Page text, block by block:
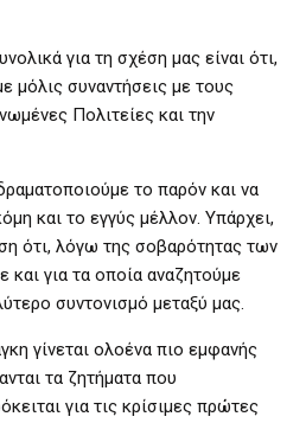
για τη σχέση μας είναι ότι,
μόλις συναντήσεις με τους
Πολιτείες και την
το παρόν και να
και το εγγύς μέλλον. Υπάρχει,
ότι, λόγω της σοβαρότητας των
για τα οποία αναζητούμε
συντονισμό μεταξύ μας.
γίνεται ολοένα πιο εμφανής
τα ζητήματα που
για τις κρίσιμες πρώτες